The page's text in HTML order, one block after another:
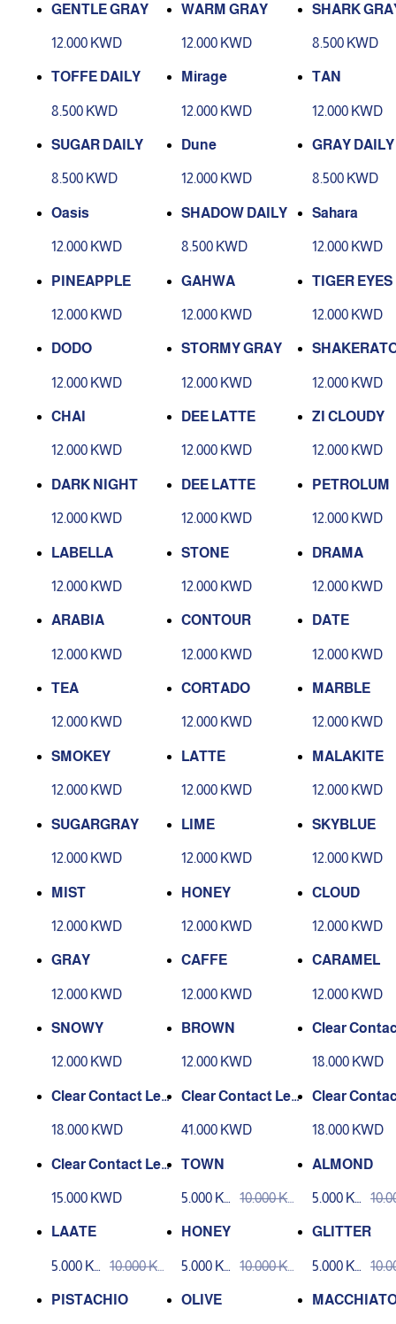
GENTLE GRAY
12.000 KWD
WARM GRAY
12.000 KWD
SHARK
8.500 KWD
TOFFE DAILY
8.500 KWD
Mirage
12.000 KWD
TAN
12.000 KWD
SUGAR DAILY
8.500 KWD
Dune
12.000 KWD
GRAY DAILY
8.500 KWD
Oasis
12.000 KWD
SHADOW DAILY
8.500 KWD
Sahara
12.000 KWD
PINEAPPLE
12.000 KWD
GAHWA
12.000 KWD
TIGER EYES
12.000 KWD
DODO
12.000 KWD
STORMY GRAY
12.000 KWD 12.000 KWD
CHAI
12.000 KWD
DEE LATTE
12.000 KWD
ZI CLOUDY
12.000 KWD
DARK NIGHT
12.000 KWD
DEE LATTE
12.000 KWD
PETROLUM
12.000 KWD
LABELLA
12.000 KWD
STONE
12.000 KWD
DRAMA
12.000 KWD
ARABIA
12.000 KWD
CONTOUR
12.000 KWD
DATE
12.000 KWD
TEA
12.000 KWD
CORTADO
12.000 KWD
MARBLE
12.000 KWD
SMOKEY
12.000 KWD
LATTE
12.000 KWD
MALAKITE
12.000 KWD
SUGARGRAY
12.000 KWD
LIME
12.000 KWD
SKYBLUE
12.000 KWD
MIST
12.000 KWD
HONEY
12.000 KWD
CLOUD
12.000 KWD
GRAY
12.000 KWD
CAFFE
12.000 KWD
CARAMEL
12.000 KWD
SNOWY
12.000 KWD
BROWN
12.000 KWD
Clear
18.000 KWD
Clear Contact Len
18.000 KWD
Clear Contact Len
41.000 KWD
Clear
18.000 KWD
Clear Contact Len
15.000 KWD
TOWN
5.000 KW
10.000 KW
ALMOND
5.000 KW
LAATE
5.000 KW
10.000 KW
HONEY
5.000 KW
10.000 KW
GLITTER
5.000 KW
PISTACHIO OLIVE